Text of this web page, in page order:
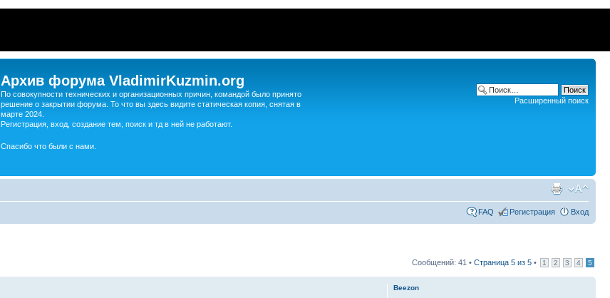
Архив форума VladimirKuzmin.org
По совокупности технических и организационных причин, командой было принято
решение о закрытии форума. То что вы здесь видите статическая копия, снятая в
марте 2024.
Регистрация, вход, создание тем, поиск и тд в ней не работают.
Спасибо что были с нами.
Расширенный поиск
FAQ Регистрация Вход
Сообщений: 41 • Страница 5 из 5 • 1 2 3 4 5
Beezon